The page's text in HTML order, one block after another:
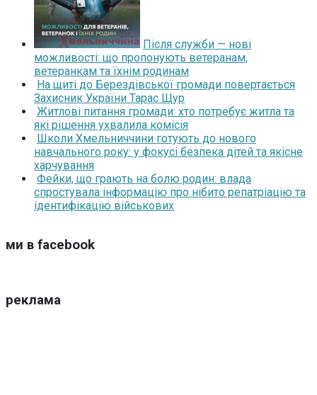
Після служби — нові
можливості: що пропонують ветеранам,
ветеранкам та їхнім родинам
На щиті до Берездівської громади повертається
Захисник України Тарас Щур
Житлові питання громади: хто потребує житла та
які рішення ухвалила комісія
Школи Хмельниччини готують до нового
навчального року: у фокусі безпека дітей та якісне
харчування
Фейки, що грають на болю родин: влада
спростувала інформацію про нібито репатріацію та
ідентифікацію військових
ми в facebook
реклама